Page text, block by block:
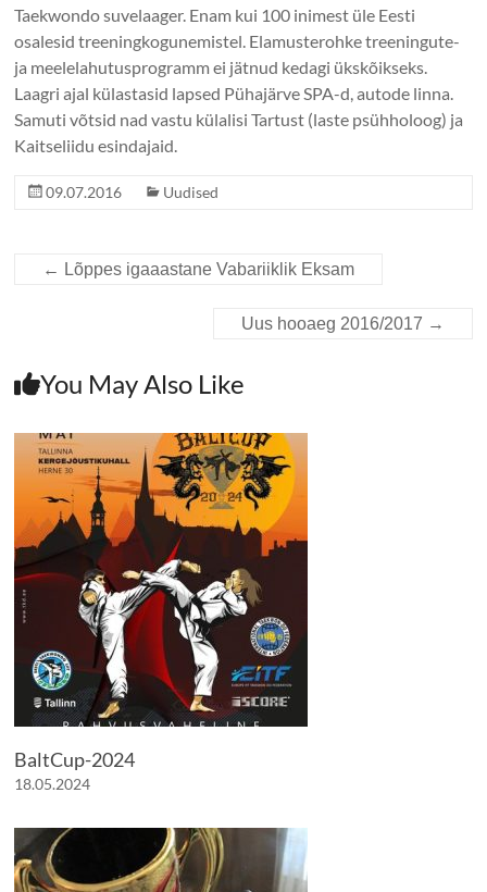
Taekwondo suvelaager. Enam kui 100 inimest üle Eesti
osalesid treeningkogunemistel. Elamusterohke treeningute-
ja meelelahutusprogramm ei jätnud kedagi ükskõikseks.
Laagri ajal külastasid lapsed Pühajärve SPA-d, autode linna.
Samuti võtsid nad vastu külalisi Tartust (laste psühholoog) ja
Kaitseliidu esindajaid.
09.07.2016 Uudised
← Lõppes igaaastane Vabariiklik Eksam
Uus hooaeg 2016/2017 →
You May Also Like
BaltCup-2024
18.05.2024